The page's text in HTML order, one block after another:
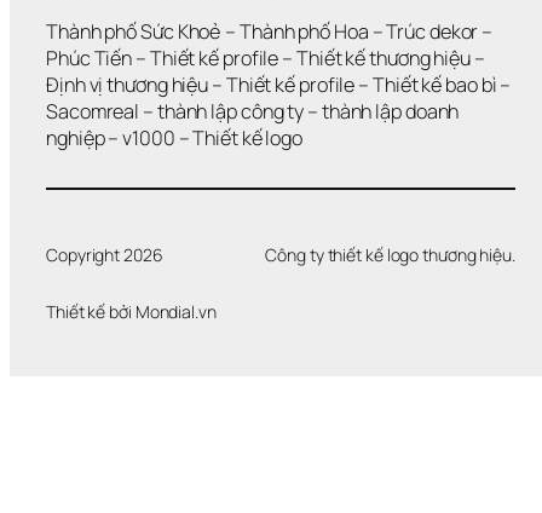
Thành phố Sức Khoẻ – Thành phố Hoa – Trúc dekor
Phúc Tiến – Thiết kế profile – Thiết kế thương hiệu
Định vị thương hiệu – Thiết kế profile – Thiết kế bao bì
Sacomreal – thành lập công ty – thành lập doanh
nghiệp – v1000 – Thiết kế logo
Copyright 2026 Công ty thiết kế logo thương hiệu.
Thiết kế bởi Mondial.vn